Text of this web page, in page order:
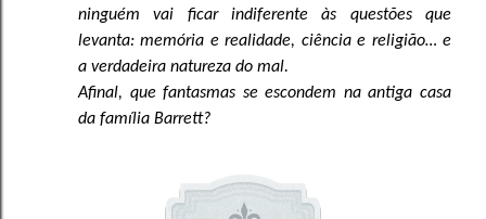
ninguém vai ficar indiferente às questões que
levanta: memória e realidade, ciência e religião… e
a verdadeira natureza do mal.
Afinal, que fantasmas se escondem na antiga casa
da família Barrett?